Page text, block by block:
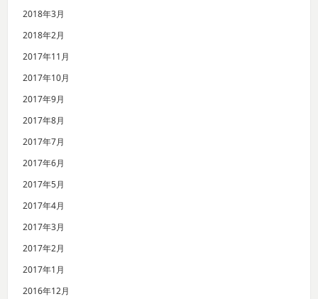
2018年3月
2018年2月
2017年11月
2017年10月
2017年9月
2017年8月
2017年7月
2017年6月
2017年5月
2017年4月
2017年3月
2017年2月
2017年1月
2016年12月